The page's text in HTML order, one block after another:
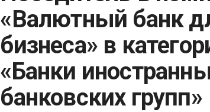
«Валютный банк
бизнеса» в
«Банки
банковских групп»